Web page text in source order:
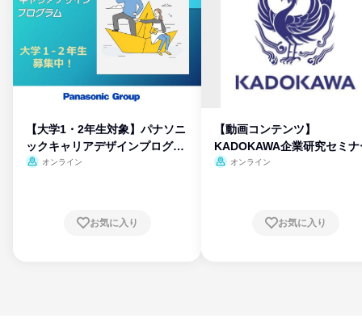
【大学1・2年生対象】パナソニ
ックキャリアデザインプログラ
ム
オンライン
お気に入り
【動画コンテンツ】
KADOKAWA企業研究セミナ
オンライン
お気に入り